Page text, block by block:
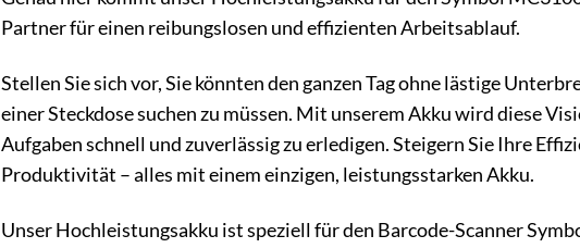
Partner für einen reibungslosen und effizienten Arbeitsablauf.
Stellen Sie sich vor, Sie könnten den ganzen Tag ohne lästige
einer Steckdose suchen zu müssen. Mit unserem Akku wird diese
Aufgaben schnell und zuverlässig zu erledigen. Steigern Sie Ihre
Produktivität – alles mit einem einzigen, leistungsstarken Akku.
Unser Hochleistungsakku ist speziell für den Barcode-Scanner